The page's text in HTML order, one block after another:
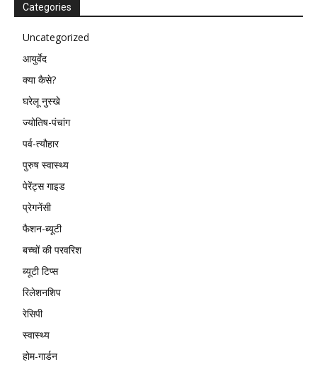
Categories
Uncategorized
आयुर्वेद
क्या कैसे?
घरेलू नुस्खे
ज्योतिष-पंचांग
पर्व-त्यौहार
पुरुष स्वास्थ्य
पेरेंट्स गाइड
प्रेगनेंसी
फैशन-ब्यूटी
बच्चों की परवरिश
ब्यूटी टिप्स
रिलेशनशिप
रेसिपी
स्वास्थ्य
होम-गार्डन